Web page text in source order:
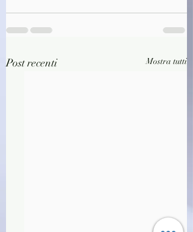
Post recenti Mostra tutti